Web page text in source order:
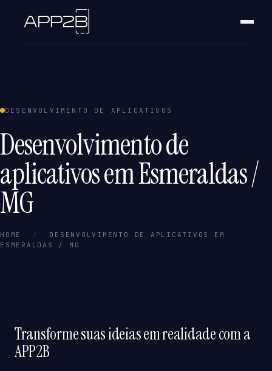
DESENVOLVIMENTO DE APLICATIVOS
Desenvolvimento de
aplicativos em Esmeraldas /
MG
HOME /
DESENVOLVIMENTO DE APLICATIVOS EM
ESMERALDAS / MG
Transforme suas ideias em realidade com a
APP2B